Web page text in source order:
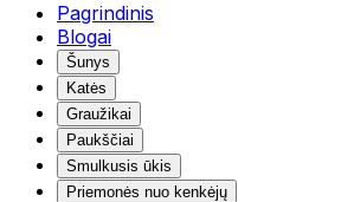
Pagrindinis
Blogai
Šunys
Katės
Graužikai
Paukščiai
Smulkusis ūkis
Priemonės nuo kenkėjų